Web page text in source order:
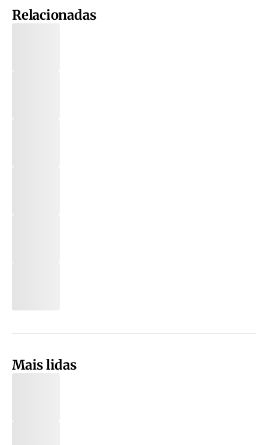
Relacionadas
Mais lidas